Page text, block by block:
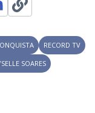
RECORD TV
SOARES